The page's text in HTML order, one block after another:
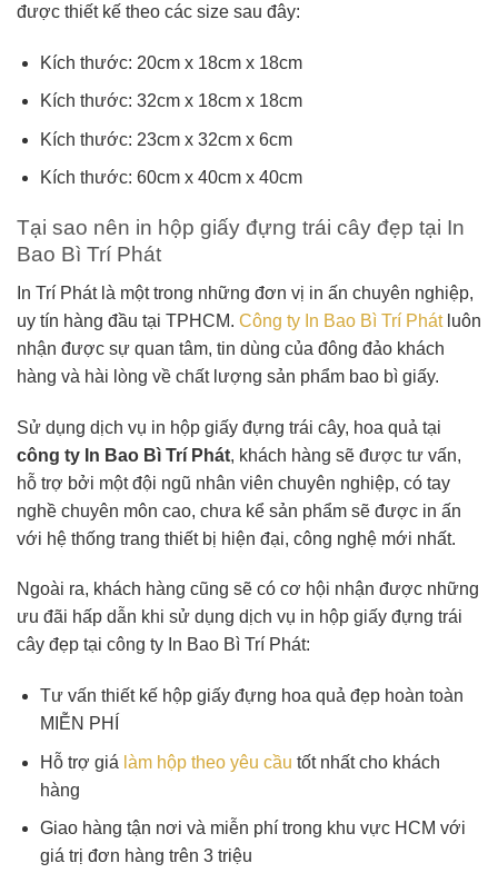
được thiết kế theo các size sau đây:
Kích thước: 20cm x 18cm x 18cm
Kích thước: 32cm x 18cm x 18cm
Kích thước: 23cm x 32cm x 6cm
Kích thước: 60cm x 40cm x 40cm
Tại sao nên in hộp giấy đựng trái cây đẹp tại In
Bao Bì Trí Phát
In Trí Phát là một trong những đơn vị in ấn chuyên nghiệp,
uy tín hàng đầu tại TPHCM. Công ty In Bao Bì Trí Phátluôn
nhận được sự quan tâm, tin dùng của đông đảo khách
hàng và hài lòng về chất lượng sản phẩm bao bì giấy.
Sử dụng dịch vụ in hộp giấy đựng trái cây, hoa quả tại
công ty In Bao Bì Trí Phát, khách hàng sẽ được tư vấn,
hỗ trợ bởi một đội ngũ nhân viên chuyên nghiệp, có tay
nghề chuyên môn cao, chưa kể sản phẩm sẽ được in ấn
với hệ thống trang thiết bị hiện đại, công nghệ mới nhất.
Ngoài ra, khách hàng cũng sẽ có cơ hội nhận được những
ưu đãi hấp dẫn khi sử dụng dịch vụ in hộp giấy đựng trái
cây đẹp tại công ty In Bao Bì Trí Phát:
Tư vấn thiết kế hộp giấy đựng hoa quả đẹp hoàn toàn
MIỄN PHÍ
Hỗ trợ giá làm hộp theo yêu cầu tốt nhất cho khách
hàng
Giao hàng tận nơi và miễn phí trong khu vực HCM với
giá trị đơn hàng trên 3 triệu